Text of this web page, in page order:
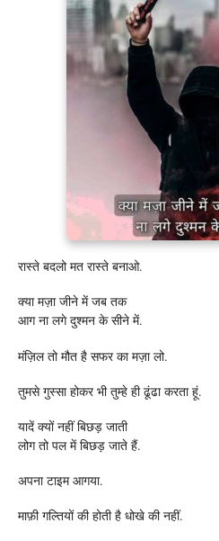
रास्ते बदलो मत रास्ते बनाओ.
क्या मज़ा जीने में जब तक
आग ना लगे दुश्मन के सीने में.
मंज़िल तो मौत है सफर का मज़ा लो.
तुमसे गुस्सा होकर भी तुम्हे ही ढूंढा करता हूं.
यादें क्यों नहीं बिछड़ जाती
लोग तो पल में बिछड़ जाते हैं.
अपना टाइम आगया.
माफ़ी गल्तियों की होती है धोखे की नहीं.